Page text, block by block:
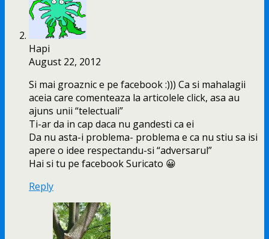
Hapi
August 22, 2012
Si mai groaznic e pe facebook :))) Ca si mahalagii
aceia care comenteaza la articolele click, asa au
ajuns unii “telectuali”
Ti-ar da in cap daca nu gandesti ca ei
Da nu asta-i problema- problema e ca nu stiu sa isi
apere o idee respectandu-si “adversarul”
Hai si tu pe facebook Suricato 😀
Reply